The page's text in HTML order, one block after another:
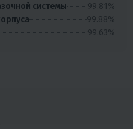
системы
99.81%
99.88%
99.63%